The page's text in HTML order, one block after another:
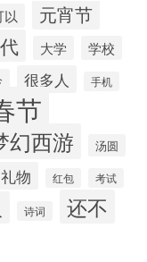
以 元宵节
大学 学校
很多人 手机
节
幻西游 汤圆
礼物 红包 考试
诗词 还不